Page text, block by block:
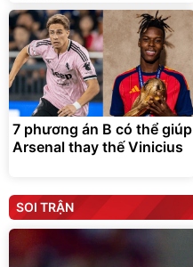
7 phương án B có thể giúp
Arsenal thay thế Vinicius
SOI TRẬN